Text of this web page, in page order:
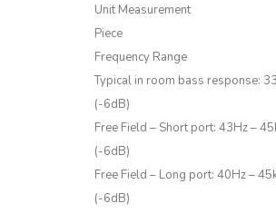
Unit Measurement
Piece
Frequency Range
Typical in room bass response:
(-6dB)
Free Field – Short port: 43Hz –
(-6dB)
Free Field – Long port: 40Hz –
(-6dB)